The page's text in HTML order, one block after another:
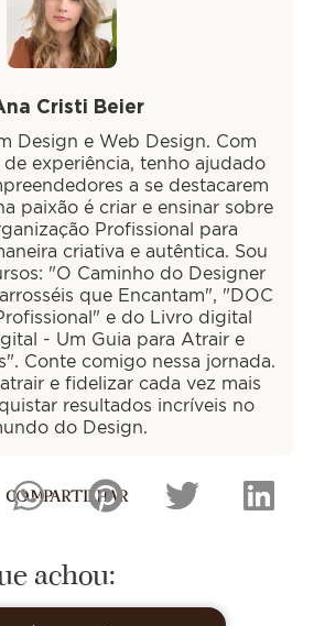
Cristi Beier
Design e Web Design. Com
de experiência, tenho ajudado
a se destacarem
paixão é criar e ensinar sobre
Profissional para
criativa e autêntica. Sou
"O Caminho do Designer
que Encantam", "DOC
e do Livro digital
- Um Guia para Atrair e
Conte comigo nessa jornada.
e fidelizar cada vez mais
resultados incríveis no
do Design.
COMPARTILHAR
achou: